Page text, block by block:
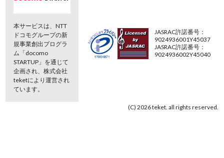
本サービスは、NTT
ドコモグループの新
規事業創出プログラ
ム「docomo
STARTUP」を通じて
企画され、株式会社
teketにより運営され
ています。
JASRAC許諾番号：
9024936001Y45037
JASRAC許諾番号：
9024936002Y45040
(C) 2026 teket. all rights reserved.